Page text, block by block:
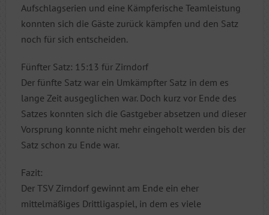
Aufschlagserien und eine Kämpferische Teamleistung
konnten sich die Gäste zurück kämpfen und den Satz
noch für sich entscheiden.
Fünfter Satz: 15:13 für Zirndorf
Der fünfte Satz war ein Umkämpfter Satz in dem es
lange Zeit ausgeglichen war. Doch kurz vor Ende des
Satzes konnten sich die Gastgeber absetzen und dieser
Vorsprung konnte nicht mehr eingeholt werden bis der
Satz schon zu Ende war.
Fazit:
Der TSV Zirndorf gewinnt am Ende ein eher
mittelmäßiges Drittligaspiel, in dem es viele